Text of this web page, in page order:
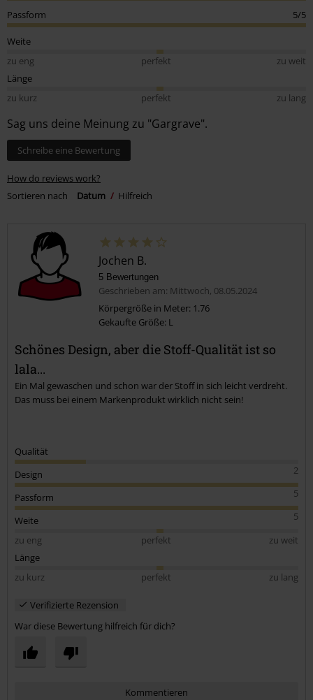
Passform 5/5
Weite
zu eng
perfekt
zu weit
Länge
zu kurz
perfekt zu lang
Sag uns deine Meinung zu "Gargrave".
Schreibe eine Bewertung
How do reviews work?
Sortieren nach
Datum Hilfreich
Jochen B.
5 Bewertungen
Geschrieben am: Mittwoch, 08.05.2024
Körpergröße in Meter: 1.76
Gekaufte Größe: L
Schönes Design, aber die Stoff-Qualität ist so
lala...
Ein Mal gewaschen und schon war der Stoff in sich leicht verdreht.
Das muss bei einem Markenprodukt wirklich nicht sein!
Qualität
2
Design
5
Passform
5
Weite
zu eng
perfekt
zu weit
Länge
zu kurz
perfekt zu lang
Verifizierte Rezension
War diese Bewertung hilfreich für dich?
Kommentieren